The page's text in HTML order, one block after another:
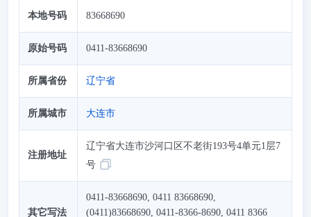
本地号码 83668690
原始号码 0411-83668690
所属省份 辽宁省
所属城市 大连市
注册地址
辽宁省大连市沙河口区不老街193号4单元1层7
号
其它写法
0411-83668690, 0411 83668690,
(0411)83668690, 0411-8366-8690, 0411 8366